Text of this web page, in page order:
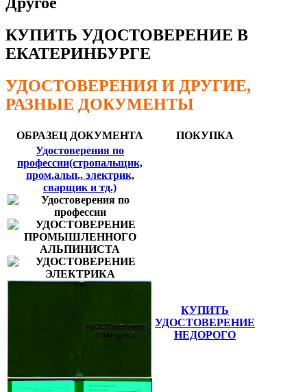
КУПИТЬ УДОСТОВЕРЕНИЕ В
ЕКАТЕРИНБУРГЕ
УДОСТОВЕРЕНИЯ И ДРУГИЕ,
РАЗНЫЕ ДОКУМЕНТЫ
ОБРАЗЕЦ ДОКУМЕНТА
ПОКУПКА
Удостоверения по
профессии(стропальщик,
пром.альп., электрик,
сварщик и тд.)
КУПИТЬ
УДОСТОВЕРЕНИЕ
НЕДОРОГО